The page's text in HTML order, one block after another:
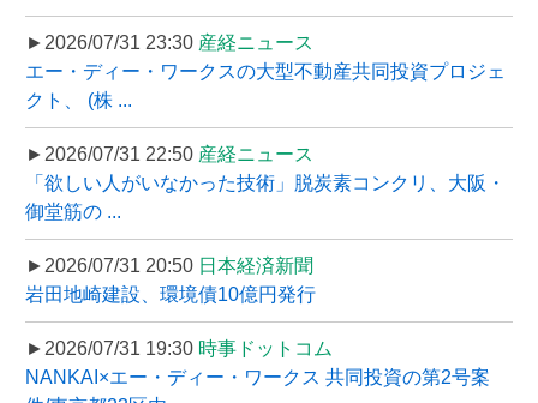
►2026/07/31 23:30 産経ニュース
エー・ディー・ワークスの大型不動産共同投資プロジェ
クト、 (株 ...
►2026/07/31 22:50 産経ニュース
「欲しい人がいなかった技術」脱炭素コンクリ、大阪・
御堂筋の ...
►2026/07/31 20:50 日本経済新聞
岩田地崎建設、環境債10億円発行
►2026/07/31 19:30 時事ドットコム
NANKAI×エー・ディー・ワークス 共同投資の第2号案